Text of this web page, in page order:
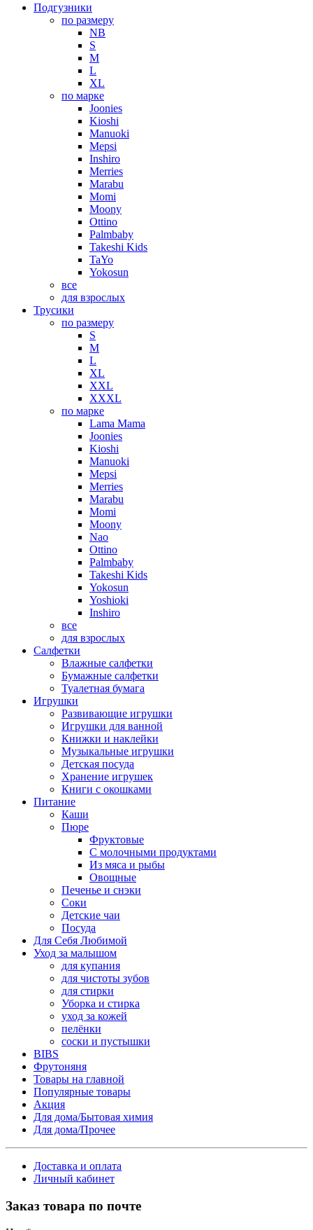
Подгузники
по размеру
NB
S
M
L
XL
по марке
Joonies
Kioshi
Manuoki
Mepsi
Inshiro
Merries
Marabu
Momi
Moony
Ottino
Palmbaby
Takeshi Kids
TaYo
Yokosun
все
для взрослых
Трусики
по размеру
S
M
L
XL
XXL
XXXL
по марке
Lama Mama
Joonies
Kioshi
Manuoki
Mepsi
Merries
Marabu
Momi
Moony
Nao
Ottino
Palmbaby
Takeshi Kids
Yokosun
Yoshioki
Inshiro
все
для взрослых
Салфетки
Влажные салфетки
Бумажные салфетки
Туалетная бумага
Игрушки
Развивающие игрушки
Игрушки для ванной
Книжки и наклейки
Музыкальные игрушки
Детская посуда
Хранение игрушек
Книги с окошками
Питание
Каши
Пюре
Фруктовые
С молочными продуктами
Из мяса и рыбы
Овощные
Печенье и снэки
Соки
Детские чаи
Посуда
Для Себя Любимой
Уход за малышом
для купания
для чистоты зубов
для стирки
Уборка и стирка
уход за кожей
пелёнки
соски и пустышки
BIBS
Фрутоняня
Товары на главной
Популярные товары
Акция
Для дома/Бытовая химия
Для дома/Прочее
Доставка и оплата
Личный кабинет
Заказ товара по почте